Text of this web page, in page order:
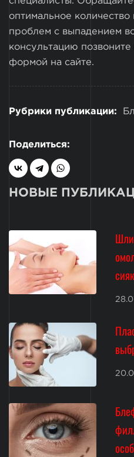
оптимальное
проблем с выпадением
консультацию
формой на сайте.
Рубрики публикации:
Поделиться:
НОВЫЕ